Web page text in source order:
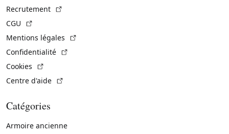
Recrutement
CGU
Mentions légales
Confidentialité
Cookies
Centre d'aide
Catégories
Armoire ancienne